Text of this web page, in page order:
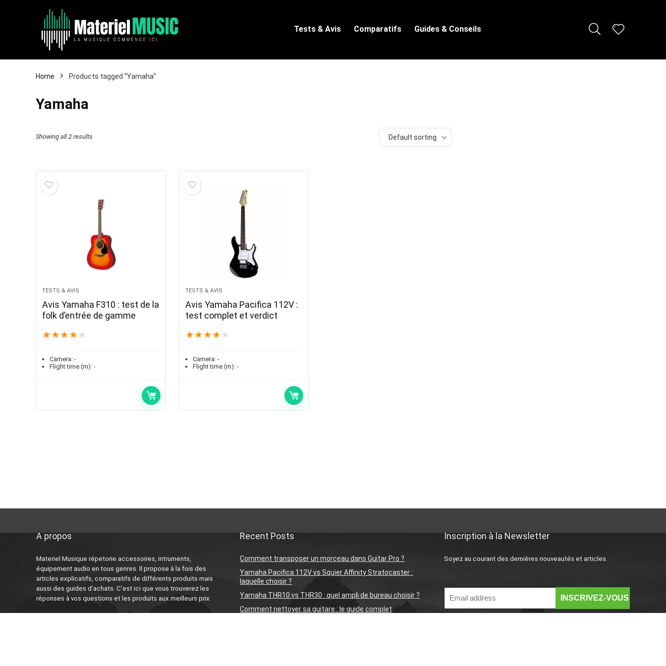
Tests & Avis Comparatifs Guides & Conseils
Home Products tagged “Yamaha”
Yamaha
Showing all 2 results Default sorting
TESTS & AVIS
Avis Yamaha F310 : test de la
folk d’entrée de gamme
★ ★ ★ ★ ★
Camera: -
Flight time (m): -
TESTS & AVIS
Avis Yamaha Pacifica 112V :
test complet et verdict
★ ★ ★ ★ ★
Camera:-
Flight time (m):-
A propos
Materiel Musique répetorie accessoires, intruments,
équipement audio en tous genres. Il propose à la fois des
articles explicatifs, comparatifs de différents produits mais
aussi des guides d’achats. C’est ici que vous trouverez les
réponses à vos questions et les produits aux meilleurs prix.
Recent Posts
Comment transposer un morceau dans Guitar Pro ?
Yamaha Pacifica 112V vs Squier Affinity Stratocaster :
laquelle choisir ?
Yamaha THR10 vs THR30 : quel ampli de bureau choisir ?
Comment nettoyer sa guitare : le guide complet
Inscription à la Newsletter
Soyez au courant des dernières nouveautés et articles.